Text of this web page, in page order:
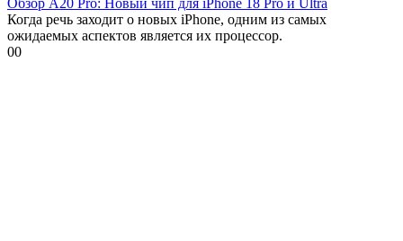
Когда речь заходит о новых iPhone, одним из самых
ожидаемых аспектов является их процессор.
00